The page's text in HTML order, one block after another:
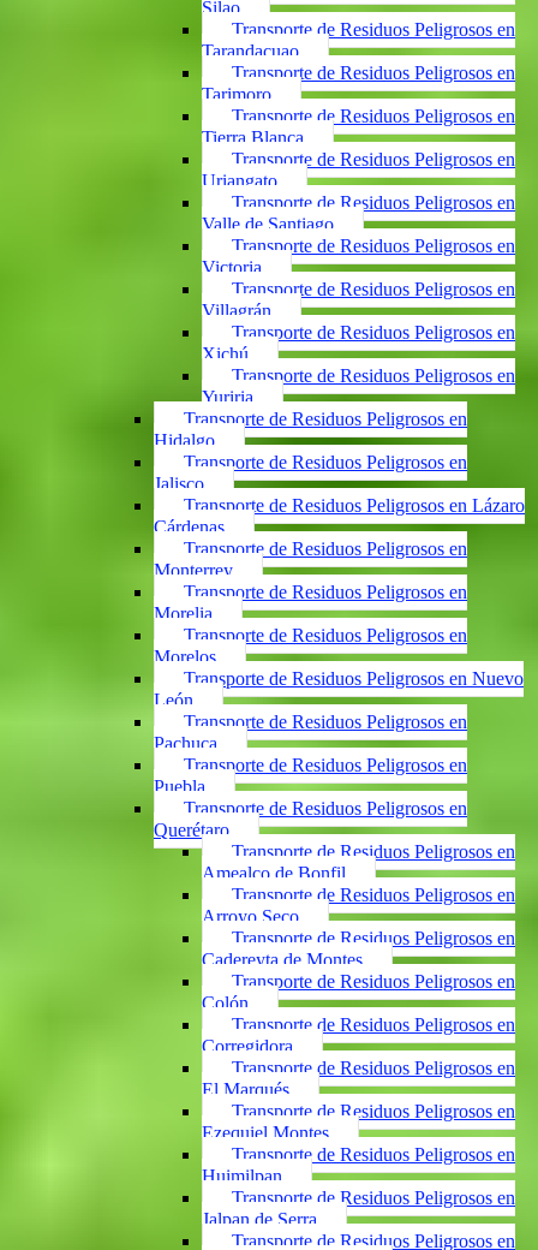
Silao
Transporte de Residuos Peligrosos en
Tarandacuao
Transporte de Residuos Peligrosos en
Tarimoro
Transporte de Residuos Peligrosos en
Tierra Blanca
Transporte de Residuos Peligrosos en
Uriangato
Transporte de Residuos Peligrosos en
Valle de Santiago
Transporte de Residuos Peligrosos en
Victoria
Transporte de Residuos Peligrosos en
Villagrán
Transporte de Residuos Peligrosos en
Xichú
Transporte de Residuos Peligrosos en
Yuriria
Transporte de Residuos Peligrosos en
Hidalgo
Transporte de Residuos Peligrosos en
Jalisco
Transporte de Residuos Peligrosos en Lázaro
Cárdenas
Transporte de Residuos Peligrosos en
Monterrey
Transporte de Residuos Peligrosos en
Morelia
Transporte de Residuos Peligrosos en
Morelos
Transporte de Residuos Peligrosos en Nuevo
León
Transporte de Residuos Peligrosos en
Pachuca
Transporte de Residuos Peligrosos en
Puebla
Transporte de Residuos Peligrosos en
Querétaro
Transporte de Residuos Peligrosos en
Amealco de Bonfil
Transporte de Residuos Peligrosos en
Arroyo Seco
Transporte de Residuos Peligrosos en
Cadereyta de Montes
Transporte de Residuos Peligrosos en
Colón
Transporte de Residuos Peligrosos en
Corregidora
Transporte de Residuos Peligrosos en
El Marqués
Transporte de Residuos Peligrosos en
Ezequiel Montes
Transporte de Residuos Peligrosos en
Huimilpan
Transporte de Residuos Peligrosos en
Jalpan de Serra
Transporte de Residuos Peligrosos en